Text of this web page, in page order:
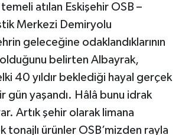
atılan Eskişehir OSB –
Merkezi Demiryolu
geleceğine odaklandıklarının
belirten Albayrak,
40 yıldır beklediği hayal gerçek
gün yaşandı. Hâlâ bunu idrak
Artık şehir olarak limana
tonajlı ürünler OSB’mizden rayla